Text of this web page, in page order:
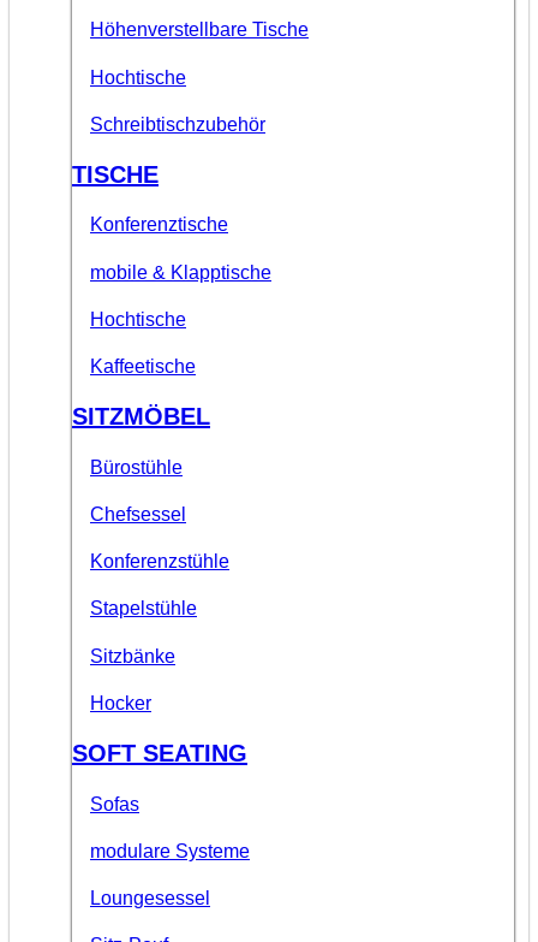
Höhenverstellbare Tische
Hochtische
Schreibtischzubehör
TISCHE
Konferenztische
mobile & Klapptische
Hochtische
Kaffeetische
SITZMÖBEL
Bürostühle
Chefsessel
Konferenzstühle
Stapelstühle
Sitzbänke
Hocker
SOFT SEATING
Sofas
modulare Systeme
Loungesessel